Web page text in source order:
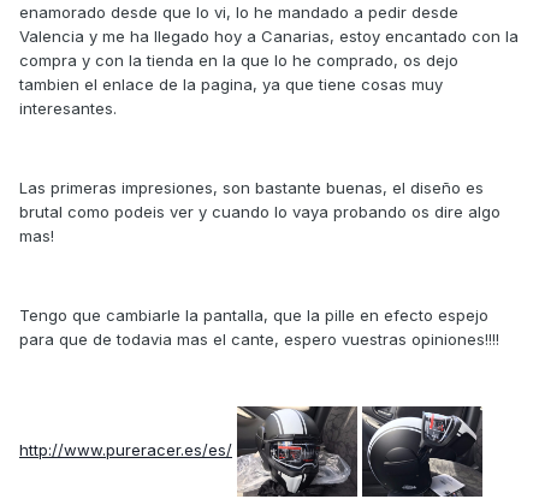
enamorado desde que lo vi, lo he mandado a pedir desde
Valencia y me ha llegado hoy a Canarias, estoy encantado con la
compra y con la tienda en la que lo he comprado, os dejo
tambien el enlace de la pagina, ya que tiene cosas muy
interesantes.
Las primeras impresiones, son bastante buenas, el diseño es
brutal como podeis ver y cuando lo vaya probando os dire algo
mas!
Tengo que cambiarle la pantalla, que la pille en efecto espejo
para que de todavia mas el cante, espero vuestras opiniones!!!!
http://www.pureracer.es/es/